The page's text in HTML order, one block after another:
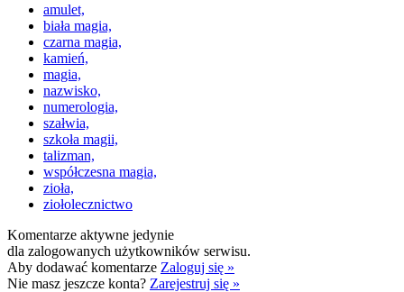
amulet,
biała magia,
czarna magia,
kamień,
magia,
nazwisko,
numerologia,
szałwia,
szkoła magii,
talizman,
współczesna magia,
zioła,
ziołolecznictwo
Komentarze aktywne jedynie
dla zalogowanych użytkowników serwisu.
Aby dodawać komentarze Zaloguj się »
Nie masz jeszcze konta? Zarejestruj się »